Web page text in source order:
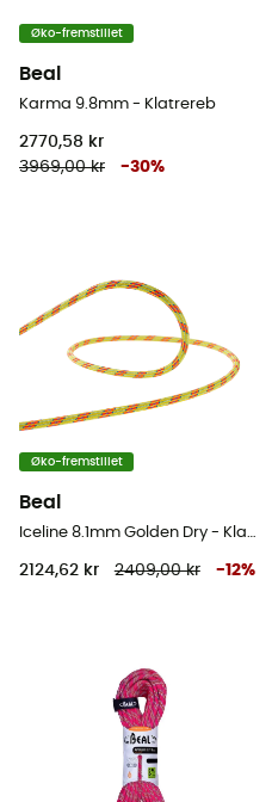
Øko-fremstillet
Beal
Karma 9.8mm - Klatrereb
2770,58 kr
3969,00 kr
-30%
Øko-fremstillet
Beal
2124,62 kr 2409,00 kr -12%